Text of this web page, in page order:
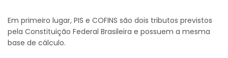
Em primeiro lugar, PIS e COFINS são dois tributos previstos
pela Constituição Federal Brasileira e possuem a mesma
base de cálculo.